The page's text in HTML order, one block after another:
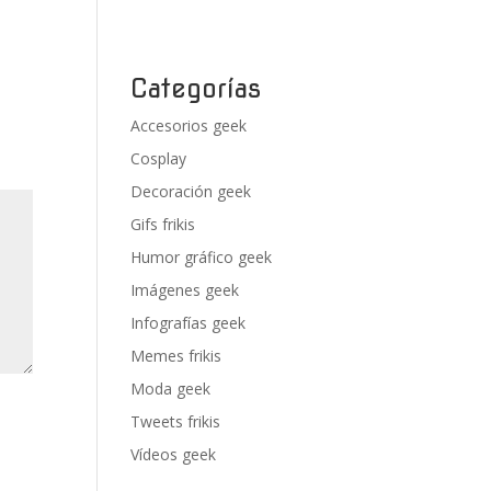
Categorías
Accesorios geek
Cosplay
Decoración geek
Gifs frikis
Humor gráfico geek
Imágenes geek
Infografías geek
Memes frikis
Moda geek
Tweets frikis
Vídeos geek